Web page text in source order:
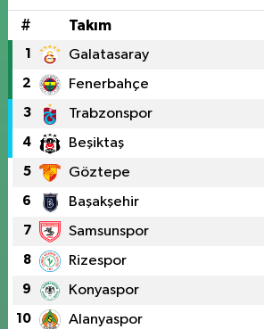
# Takım
1 Galatasaray
2 Fenerbahçe
3 Trabzonspor
4 Beşiktaş
5 Göztepe
6 Başakşehir
7 Samsunspor
8 Rizespor
9 Konyaspor
10 Alanyaspor